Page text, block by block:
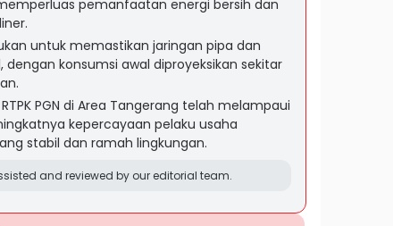
pemanfaatan energi bersih dan
untuk memastikan jaringan pipa dan
konsumsi awal diproyeksikan sekitar
PGN di Area Tangerang telah melampaui
kepercayaan pelaku usaha
stabil dan ramah lingkungan.
and reviewed by our editorial team.